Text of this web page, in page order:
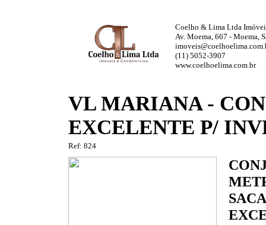
Coelho & Lima Ltda
Av. Moema, 667 - Moema,
(11) 5052-3907
www.coelhoelima.com.br
VL MARIANA -
EXCELENTE P/
Ref: 824